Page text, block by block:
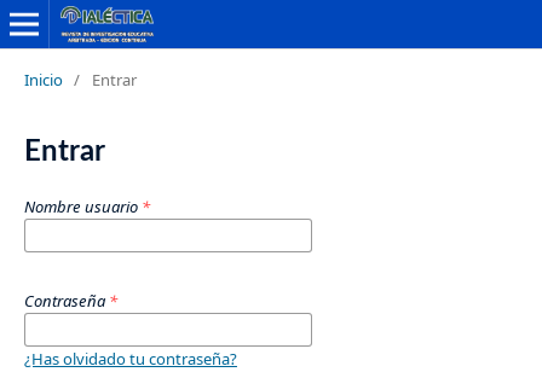
Inicio / Entrar
Entrar
Nombre usuario *
Contraseña *
¿Has olvidado tu contraseña?